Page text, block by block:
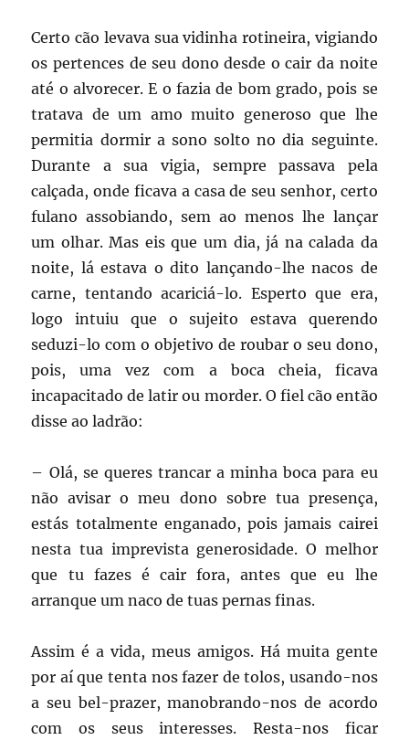
Certo cão levava sua vidinha rotineira, vigiando
os pertences de seu dono desde o cair da noite
até o alvorecer. E o fazia de bom grado, pois se
tratava de um amo muito generoso que lhe
permitia dormir a sono solto no dia seguinte.
Durante a sua vigia, sempre passava pela
calçada, onde ficava a casa de seu senhor, certo
fulano assobiando, sem ao menos lhe lançar
um olhar. Mas eis que um dia, já na calada da
noite, lá estava o dito lançando-lhe nacos de
carne, tentando acariciá-lo. Esperto que era,
logo intuiu que o sujeito estava querendo
seduzi-lo com o objetivo de roubar o seu dono,
pois, uma vez com a boca cheia, ficava
incapacitado de latir ou morder. O fiel cão então
disse ao ladrão:
– Olá, se queres trancar a minha boca para eu
não avisar o meu dono sobre tua presença,
estás totalmente enganado, pois jamais cairei
nesta tua imprevista generosidade. O melhor
que tu fazes é cair fora, antes que eu lhe
arranque um naco de tuas pernas finas.
Assim é a vida, meus amigos. Há muita gente
por aí que tenta nos fazer de tolos, usando-nos
a seu bel-prazer, manobrando-nos de acordo
com os seus interesses. Resta-nos ficar